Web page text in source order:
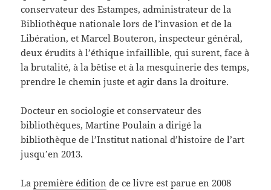
conservateur des Estampes, administrateur de la
Bibliothèque nationale lors de l’invasion et de la
Libération, et Marcel Bouteron, inspecteur général,
deux érudits à l’éthique infaillible, qui surent, face à
la brutalité, à la bêtise et à la mesquinerie des temps,
prendre le chemin juste et agir dans la droiture.
Docteur en sociologie et conservateur des
bibliothèques, Martine Poulain a dirigé la
bibliothèque de l’Institut national d’histoire de l’art
jusqu’en 2013.
Lapremière édition de ce livre est parue en 2008